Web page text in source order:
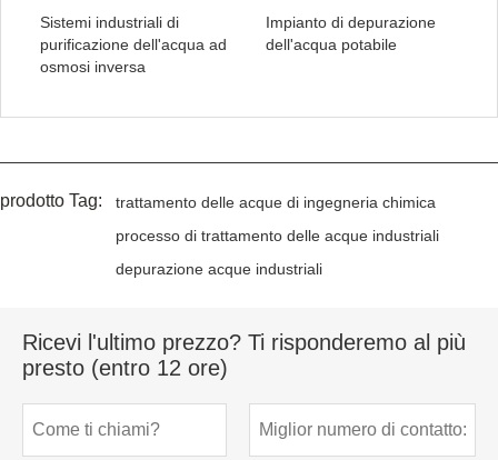
Sistemi industriali di
purificazione dell'acqua ad
osmosi inversa
Impianto di depurazione
dell'acqua potabile
prodotto Tag:
trattamento delle acque di ingegneria chimica
processo di trattamento delle acque industriali
depurazione acque industriali
Ricevi l'ultimo prezzo? Ti risponderemo al più
presto (entro 12 ore)